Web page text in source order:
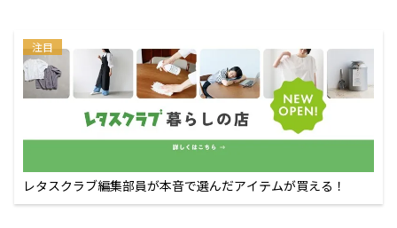
注目
レタスクラブ編集部員が本音で選んだアイテムが買える！